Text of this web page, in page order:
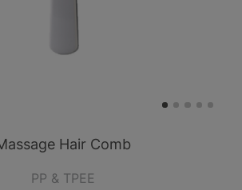
Hair Comb
PP & TPEE